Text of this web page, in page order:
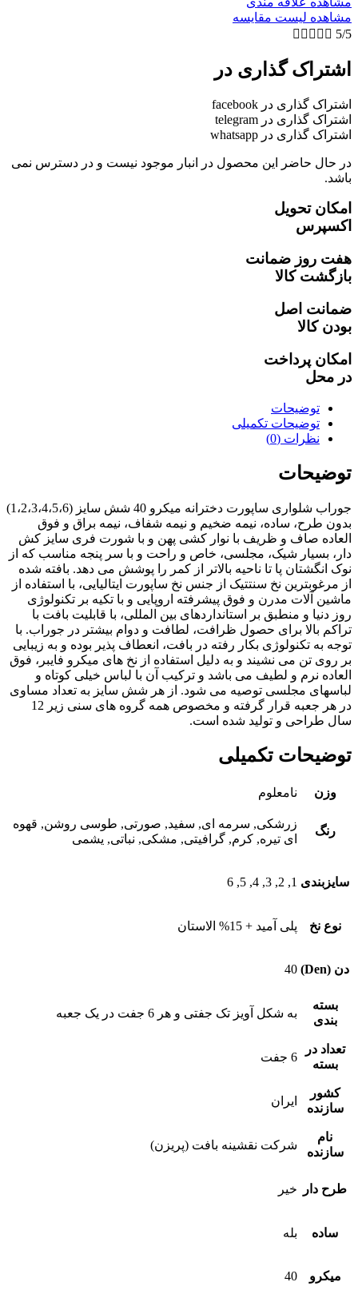
مشاهده لیست مقایسه
     5/5
اشتراک گذاری در
اشتراک گذاری در facebook
اشتراک گذاری در telegram
اشتراک گذاری در whatsapp
در حال حاضر این محصول در انبار موجود نیست و در دسترس نمی
باشد.
امکان تحویل
اکسپرس
هفت روز ضمانت
بازگشت کالا
ضمانت اصل
بودن کالا
امکان پرداخت
در محل
توضیحات
توضیحات تکمیلی
نظرات (0)
توضیحات
جوراب شلواری ساپورت دخترانه میکرو 40 شش سایز (1،2،3،4،5،6)
بدون طرح، ساده، نیمه ضخیم و نیمه شفاف، نیمه براق و فوق
العاده صاف و ظریف با نوار کشی پهن و با شورت فری سایز کش
دار، بسیار شیک، مجلسی، خاص و راحت و با سر پنجه مناسب که از
نوک انگشتان پا تا ناحیه بالاتر از کمر را پوشش می دهد. بافته شده
از مرغوبترین نخ سنتتیک از جنس نخ ساپورت ایتالیایی، با استفاده از
ماشین آلات مدرن و فوق پیشرفته اروپایی و با تکیه بر تکنولوژی
روز دنیا و منطبق بر استانداردهای بین المللی، با قابلیت بافت با
تراکم بالا برای حصول ظرافت، لطافت و دوام بیشتر در جوراب. با
توجه به تکنولوژی بکار رفته در بافت، انعطاف پذیر بوده و به زیبایی
بر روی تن می نشیند و به دلیل استفاده از نخ های میکرو فایبر، فوق
العاده نرم و لطیف می باشد و ترکیب آن با لباس خیلی کوتاه و
لباسهای مجلسی توصیه می شود. از هر شش سایز به تعداد مساوی
در هر جعبه قرار گرفته و مخصوص همه گروه های سنی زیر 12
سال طراحی و تولید شده است.
توضیحات تکمیلی
وزن نامعلوم
رنگ
زرشکی, سرمه ای, سفید, صورتی, طوسی روشن, قهوه
ای تیره, کرم, گرافیتی, مشکی, نباتی, یشمی
سایزبندی 1, 2, 3, 4, 5, 6
نوع نخ پلی آمید + 15% الاستان
دن (Den) 40
بسته
بندی
به شکل آویز تک جفتی و هر 6 جفت در یک جعبه
تعداد در
بسته
6 جفت
کشور
سازنده
ایران
نام
سازنده
شرکت نقشینه بافت (پریزن)
طرح دار خیر
ساده بله
میکرو 40